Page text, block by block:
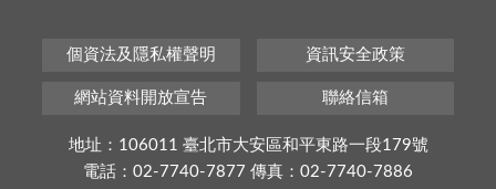
個資法及隱私權聲明 資訊安全政策
網站資料開放宣告 聯絡信箱
地址：106011 臺北市大安區和平東路一段179號
電話：02-7740-7877 傳真：02-7740-7886